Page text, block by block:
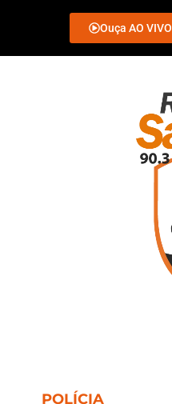
Ouça AO VIVO
POLÍCIA